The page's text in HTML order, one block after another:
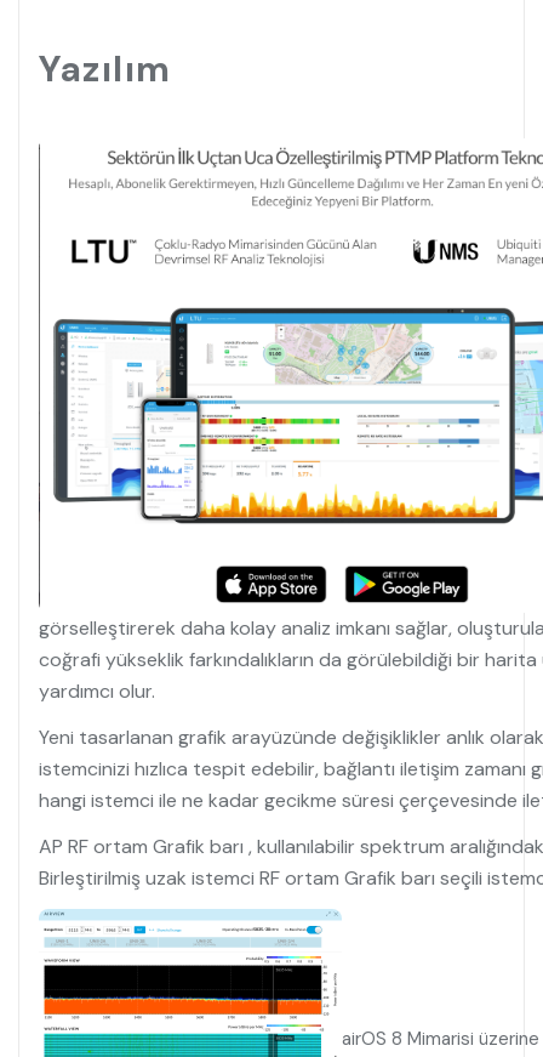
Yazılım
görselleştirerek daha kolay analiz imkanı sağlar,
coğrafi yükseklik farkındalıkların da görülebildiği bir
yardımcı olur.
Yeni tasarlanan grafik arayüzünde değişiklikler anlık
istemcinizi hızlıca tespit edebilir, bağlantı iletişim zamanı
hangi istemci ile ne kadar gecikme süresi çerçevesinde
AP RF ortam Grafik barı , kullanılabilir spektrum
Birleştirilmiş uzak istemci RF ortam Grafik barı seçili
airOS 8 Mimarisi